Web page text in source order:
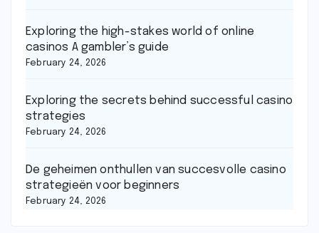
Exploring the high-stakes world of online
casinos A gambler’s guide
February 24, 2026
Exploring the secrets behind successful casino
strategies
February 24, 2026
De geheimen onthullen van succesvolle casino
strategieën voor beginners
February 24, 2026